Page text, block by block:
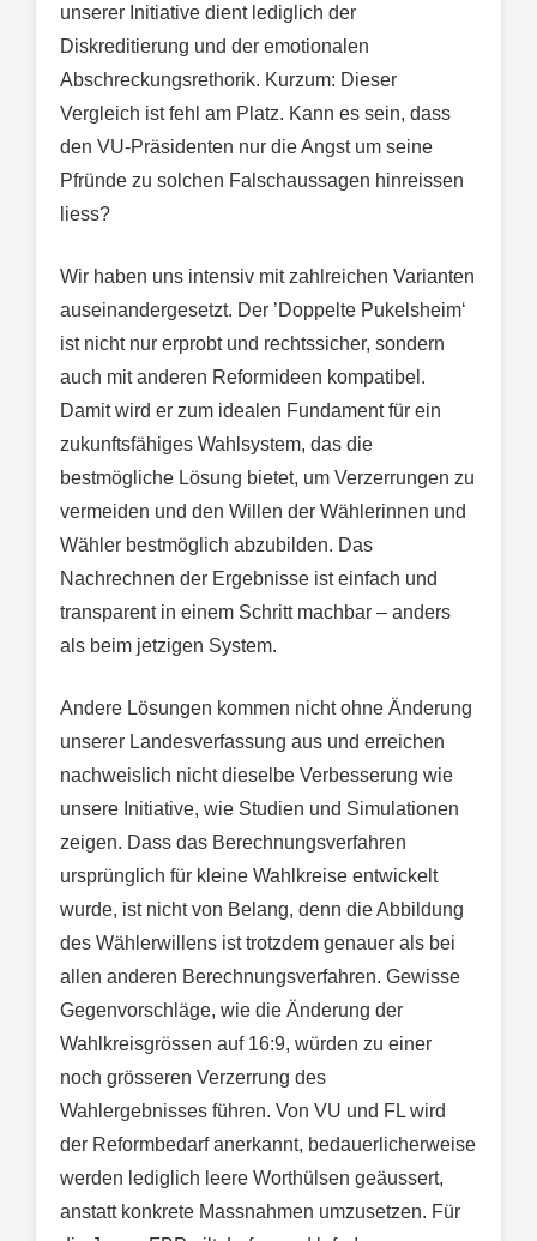
unserer Initiative dient lediglich der
Diskreditierung und der emotionalen
Abschreckungsrethorik. Kurzum: Dieser
Vergleich ist fehl am Platz. Kann es sein, dass
den VU-Präsidenten nur die Angst um seine
Pfründe zu solchen Falschaussagen hinreissen
liess?
Wir haben uns intensiv mit zahlreichen Varianten
auseinandergesetzt. Der ’Doppelte Pukelsheim‘
ist nicht nur erprobt und rechtssicher, sondern
auch mit anderen Reformideen kompatibel.
Damit wird er zum idealen Fundament für ein
zukunftsfähiges Wahlsystem, das die
bestmögliche Lösung bietet, um Verzerrungen zu
vermeiden und den Willen der Wählerinnen und
Wähler bestmöglich abzubilden. Das
Nachrechnen der Ergebnisse ist einfach und
transparent in einem Schritt machbar – anders
als beim jetzigen System.
Andere Lösungen kommen nicht ohne Änderung
unserer Landesverfassung aus und erreichen
nachweislich nicht dieselbe Verbesserung wie
unsere Initiative, wie Studien und Simulationen
zeigen. Dass das Berechnungsverfahren
ursprünglich für kleine Wahlkreise entwickelt
wurde, ist nicht von Belang, denn die Abbildung
des Wählerwillens ist trotzdem genauer als bei
allen anderen Berechnungsverfahren. Gewisse
Gegenvorschläge, wie die Änderung der
Wahlkreisgrössen auf 16:9, würden zu einer
noch grösseren Verzerrung des
Wahlergebnisses führen. Von VU und FL wird
der Reformbedarf anerkannt, bedauerlicherweise
werden lediglich leere Worthülsen geäussert,
anstatt konkrete Massnahmen umzusetzen. Für